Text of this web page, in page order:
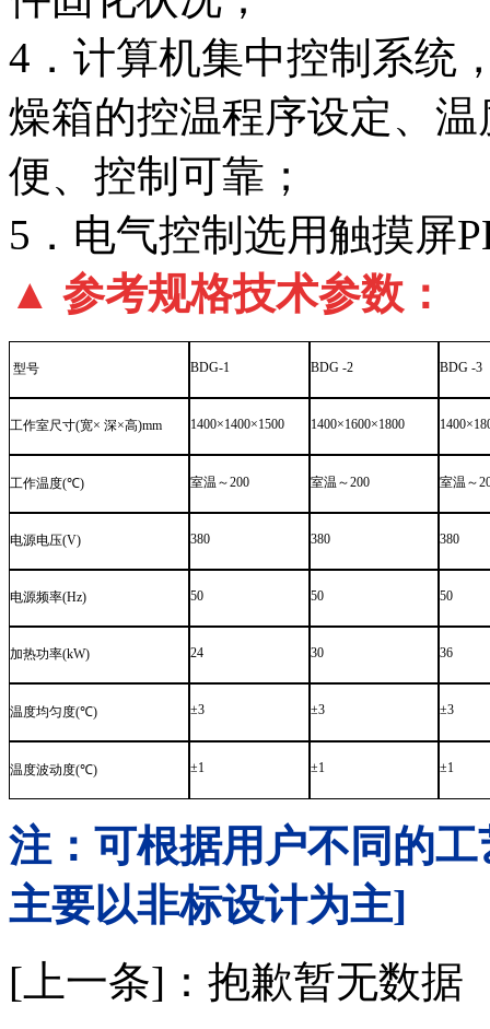
4．计算机集中控制系统
燥箱的控温程序设定、
便、控制可靠；
5．电气控制选用触摸屏
▲ 参考规格技术参数：
型号 BDG-1 BDG -2 BDG -3
工作室尺寸(宽×深×高)mm 1400×1400×1500 1400×1600×1800
工作温度(℃) 室温～200 室温～200 室温～
电源电压(V) 380 380 380
电源频率(Hz) 50 50 50
加热功率(kW) 24 30 36
温度均匀度(℃) ±3 ±3 ±3
温度波动度(℃) ±1 ±1 ±1
注：可根据用户不同的
主要以非标设计为主]
[上一条]： 抱歉暂无数据